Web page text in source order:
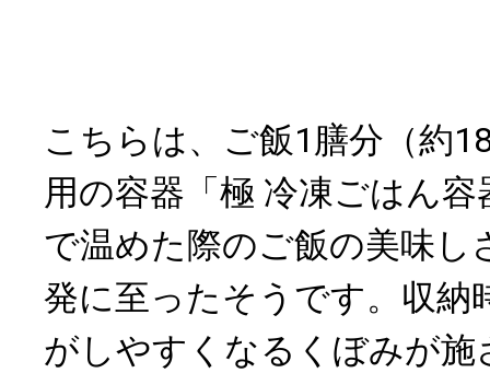
こちらは、ご飯1膳分（約
用の容器「極 冷凍ごはん
で温めた際のご飯の美味し
発に至ったそうです。収納
がしやすくなるくぼみが